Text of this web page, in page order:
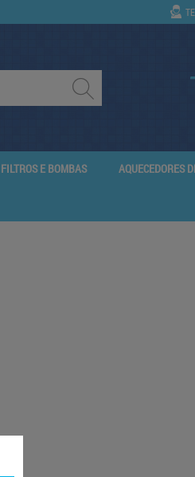
FILTROS E BOMBAS AQUECEDORES